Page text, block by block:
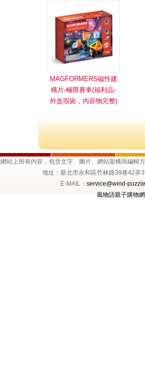
MAGFORMERS磁性建
構片-極限賽車(福利品-
外盒瑕疵，內容物完整)
網站上所有內容，包含文字、圖片、網站架構與編
地址：新北市永和區竹林路39巷
E-MAIL： service@wind-
風物語親子購物網